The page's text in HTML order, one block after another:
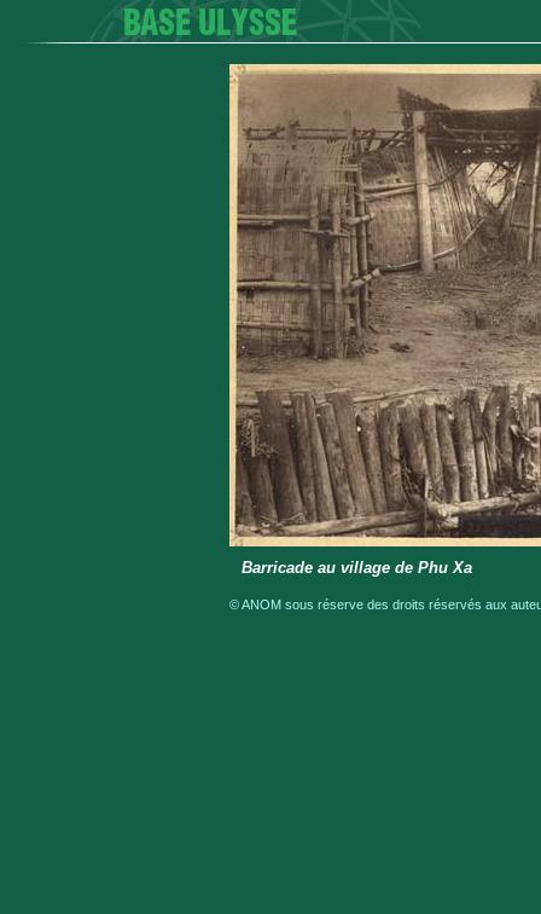
Barricade au village de Phu Xa
© ANOM sous réserve des droits réservés aux